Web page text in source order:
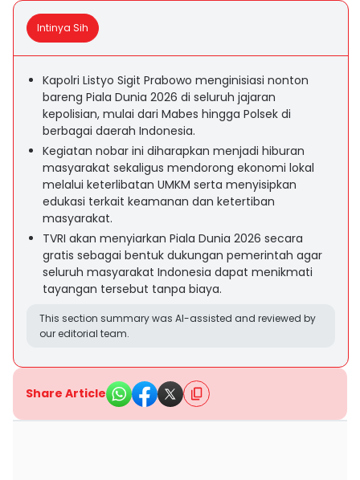
Intinya Sih
Kapolri Listyo Sigit Prabowo menginisiasi nonton
bareng Piala Dunia 2026 di seluruh jajaran
kepolisian, mulai dari Mabes hingga Polsek di
berbagai daerah Indonesia.
Kegiatan nobar ini diharapkan menjadi hiburan
masyarakat sekaligus mendorong ekonomi lokal
melalui keterlibatan UMKM serta menyisipkan
edukasi terkait keamanan dan ketertiban
masyarakat.
TVRI akan menyiarkan Piala Dunia 2026 secara
gratis sebagai bentuk dukungan pemerintah agar
seluruh masyarakat Indonesia dapat menikmati
tayangan tersebut tanpa biaya.
This section summary was AI-assisted and reviewed by
our editorial team.
Share Article